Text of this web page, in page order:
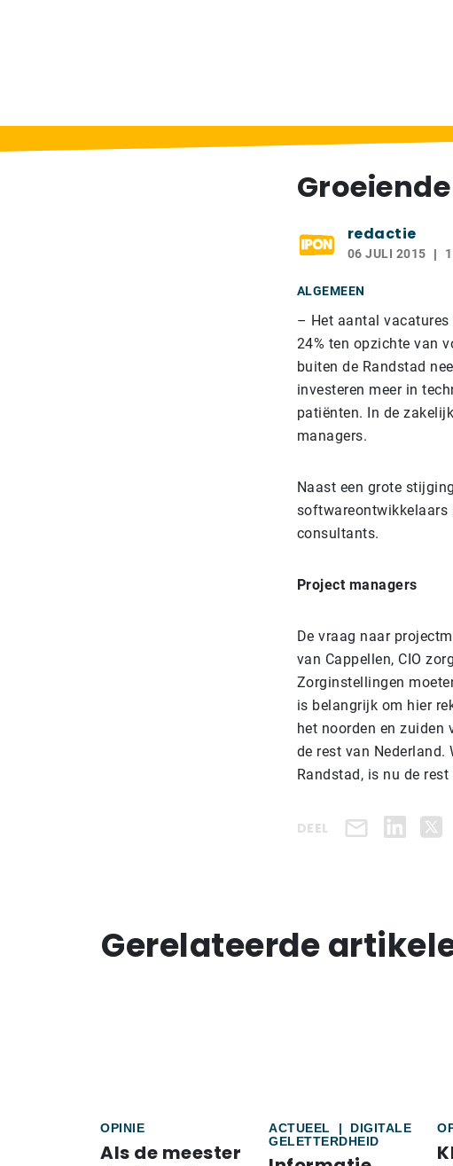
redactie
06 JULI 2015
ALGEMEEN
– Het aantal
24% ten opzichte van
buiten de Randstad
investeren meer in
patiënten. In de
managers.
Naast een grote
softwareontwikkelaars
consultants.
Project managers
De vraag naar
van Cappellen, CIO
Zorginstellingen
is belangrijk om hier
het noorden en zuiden
de rest van
Randstad, is nu de
DEEL
Gerelateerde
OPINIE
Als de meester
ACTUEEL |
DIGITALE
GELETTERDHEID